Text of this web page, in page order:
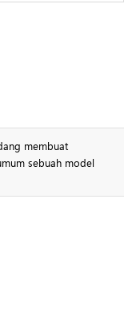
membuat
sebuah model